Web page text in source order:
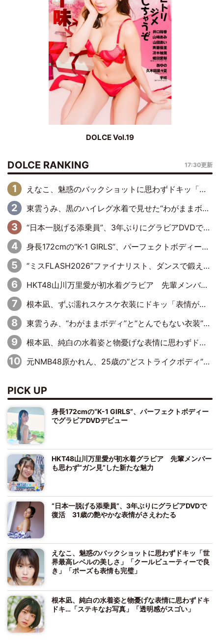
DOLCE Vol.19
DOLCE RANKING 17:30更新
えなこ、魅惑のバックショットに思わずドキッ「世界最高レベルの美しさ」「クールビューティーで良き」「ポーズも表情も完璧」
東雲うみ、黒のハイレグ水着で見せた“わがままボディ”がたまらない「うみちゃんカワイイ」「全てがステキな女神さま」「魅力的です」
“日本一脱げる添乗員”、3年ぶりにグラビアDVDで復活 31歳の艶やかな表情がさえわたる
身長172cmの“K-1 GIRLS”、パーフェクトボディーでグラビアDVDデビュー
“ミスFLASH2026”ファイナリスト、ダンスで鍛え上げた健康的な美ボディー披露
HKT48山川万里愛が初水着グラビア 先輩メンバーも思わず“ガン見”した新たな魅力
根本凪、ずぶ濡れスケスケ衣装にドキッ「表情が良過ぎる」「ねもちゃんの眼差しにドキドキが止まらない」
東雲うみ、“わがままボディ”と“とんでもない衣装”で誘惑「パーフェクトなスタイル」「くびれがステキ」「やみつきになるボディ」
根本凪、純白の水着姿と物憂げな表情に思わずドキドキ…「ステキなお写真」「透明感がスゴい」
元NMB48原かれん、25歳の“どストライクボディ”をバリで解禁 169cmモデル体形で挑む初の本格グラビア
PICK UP
身長172cmの“K-1 GIRLS”、パーフェクトボディー
でグラビアDVDデビュー
HKT48山川万里愛が初水着グラビア 先輩メンバー
も思わず“ガン見”した新たな魅力
“日本一脱げる添乗員”、3年ぶりにグラビアDVDで
復活 31歳の艶やかな表情がさえわたる
えなこ、魅惑のバックショットに思わずドキッ「世
界最高レベルの美しさ」「クールビューティーで良
き」「ポーズも表情も完璧」
根本凪、純白の水着姿と物憂げな表情に思わずドキ
ドキ…「ステキなお写真」「透明感がスゴい」